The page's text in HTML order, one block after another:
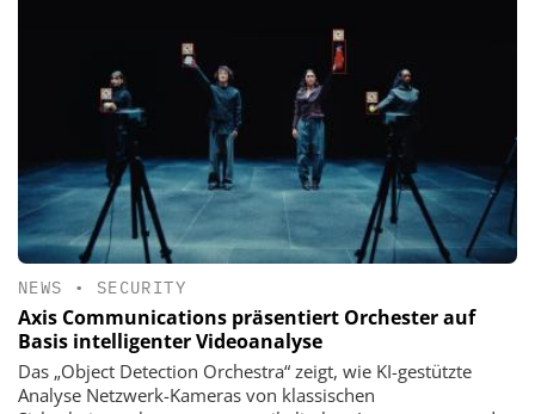
NEWS • SECURITY
Axis Communications präsentiert Orchester auf
Basis intelligenter Videoanalyse
Das „Object Detection Orchestra“ zeigt, wie KI-gestützte
Analyse Netzwerk-Kameras von klassischen